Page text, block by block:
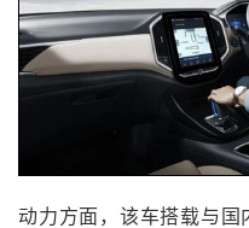
动力方面，该车搭载与